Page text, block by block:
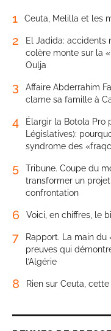
1 Ceuta, Melilla et les
2
El Jadida: accidents
colère monte sur la
Oulja
3
Affaire Abderrahim
clame sa famille à
4
Élargir la Botola Pro
Législatives):
syndrome des
5
Tribune. Coupe du
transformer un
confrontation
6 Voici, en chiffres, le
7
Rapport. La main
preuves qui
l’Algérie
8 Rien sur Ceuta,